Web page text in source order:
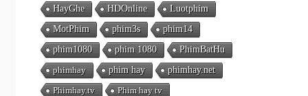
HayGhe
HDOnline
Luotphim
MotPhim
phim3s
phim14
phim1080
phim 1080
PhimBatHu
phimhay
phim hay
phimhay.net
Phimhay.tv
Phim hay tv